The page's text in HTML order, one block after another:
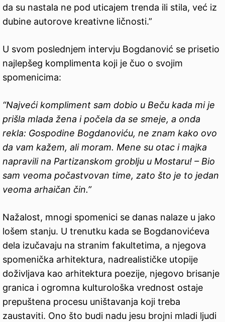
da su nastala ne pod uticajem trenda ili stila, već iz
dubine autorove kreativne ličnosti.”
U svom poslednjem intervju Bogdanović se prisetio
najlepšeg komplimenta koji je čuo o svojim
spomenicima:
“Najveći kompliment sam dobio u Beču kada mi je
prišla mlada žena i počela da se smeje, a onda
rekla: Gospodine Bogdanoviću, ne znam kako ovo
da vam kažem, ali moram. Mene su otac i majka
napravili na Partizanskom groblju u Mostaru! – Bio
sam veoma počastvovan time, zato što je to jedan
veoma arhaičan čin.”
Nažalost, mnogi spomenici se danas nalaze u jako
lošem stanju. U trenutku kada se Bogdanovićeva
dela izučavaju na stranim fakultetima, a njegova
spomenička arhitektura, nadrealističke utopije
doživljava kao arhitektura poezije, njegovo brisanje
granica i ogromna kulturološka vrednost ostaje
prepuštena procesu uništavanja koji treba
zaustaviti. Ono što budi nadu jesu brojni mladi ljudi